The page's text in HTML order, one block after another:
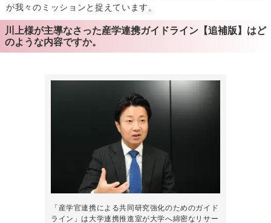
が我々のミッションと捉えています。
川上様が主導なさった産学連携ガイドライン【追補版】はど
のような内容ですか。
「産学官連携による共同研究強化のためのガイド
ライン」は大学連携推進室が大学へ綿密なリサー